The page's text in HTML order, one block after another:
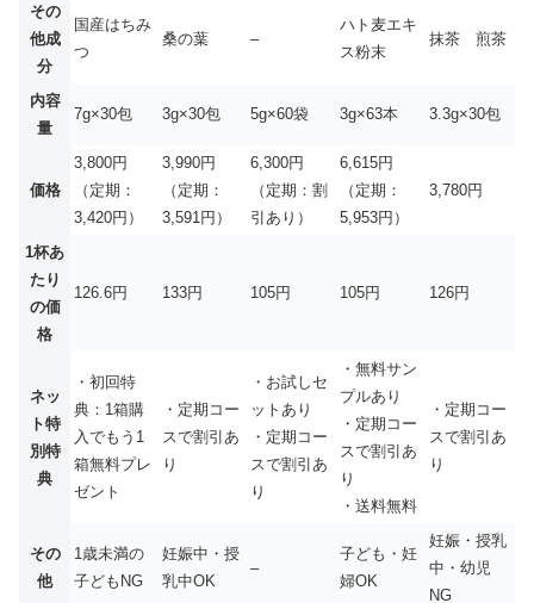
その
他成
分
国産はちみ
つ
桑の葉 –
ハト麦エキ
ス粉末
抹茶 煎茶
内容
量
7g×30包 3g×30包 5g×60袋 3g×63本 3.3g×30包
価格
3,800円
（定期：
3,420円）
3,990円
（定期：
3,591円）
6,300円
（定期：割
引あり）
6,615円
（定期：
5,953円）
3,780円
1杯あ
たり
の価
格
126.6円 133円 105円 105円 126円
ネッ
ト特
別特
典
・初回特
典：1箱購
入でもう1
箱無料プレ
ゼント
・定期コー
スで割引あ
り
・お試しセ
ットあり
・定期コー
スで割引あ
り
・無料サン
プルあり
・定期コー
スで割引あ
り
・送料無料
・定期コー
スで割引あ
り
その
他
1歳未満の
子どもNG
妊娠中・授
乳中OK
–
子ども・妊
婦OK
妊娠・授乳
中・幼児
NG